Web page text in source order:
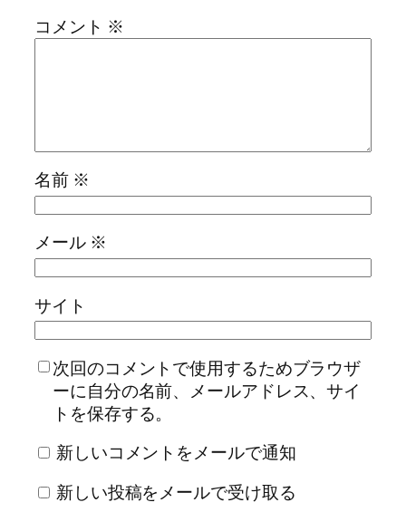
コメント ※
名前 ※
メール ※
サイト
次回のコメントで使用するためブラウザ
ーに自分の名前、メールアドレス、サイ
トを保存する。
新しいコメントをメールで通知
新しい投稿をメールで受け取る